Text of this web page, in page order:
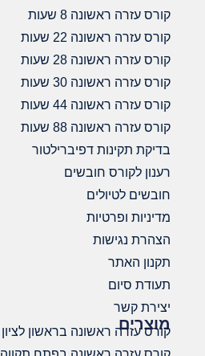
קורס עזרה ראשונה 8 שעות
קורס עזרה ראשונה 22 שעות
קורס עזרה ראשונה 28 שעות
קורס עזרה ראשונה 30 שעות
קורס עזרה ראשונה 44 שעות
קורס עזרה ראשונה 88 שעות
בדיקת תקינות דפיברילטור
רענון לקורס חובשים
חובשים לטיולים
מדיניות ופרטיות
הצהרת נגישות
תקנון האתר
תעודת סיום
יצירת קשר
מוצרים
קורס עזרה ראשונה בראשון לציון